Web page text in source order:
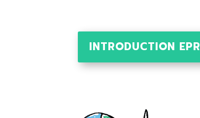
INTRODUCTION EPR